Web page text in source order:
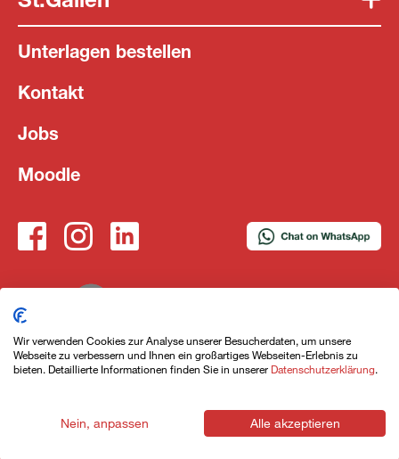
2 Angebote ansehen
Unterlagen bestellen
Kontakt
Jobs
Moodle
Impressum Datenschutzerklärung AGB
Wir verwenden Cookies zur Analyse unserer Besucherdaten, um unsere
Webseite zu verbessern und Ihnen ein großartiges Webseiten-Erlebnis zu
bieten. Detaillierte Informationen finden Sie in unserer Datenschutzerklärung.
Nein, anpassen Alle akzeptieren